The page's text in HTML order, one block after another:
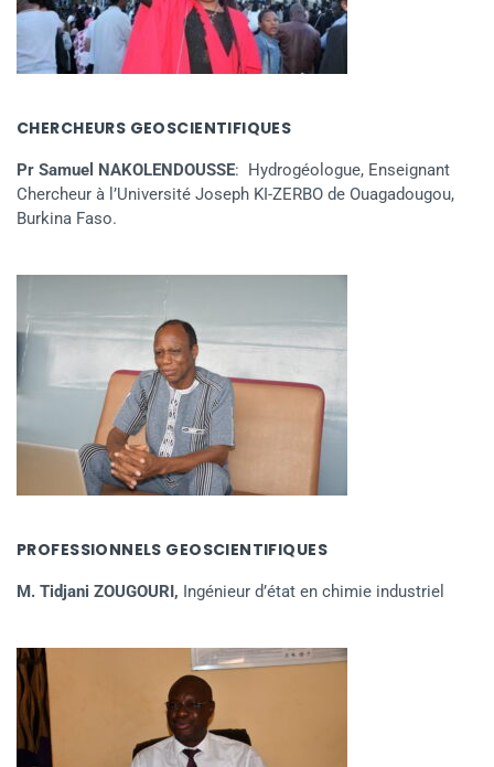
CHERCHEURS GEOSCIENTIFIQUES
Pr Samuel NAKOLENDOUSSE: Hydrogéologue, Enseignant
Chercheur à l’Université Joseph KI-ZERBO de Ouagadougou,
Burkina Faso.
PROFESSIONNELS GEOSCIENTIFIQUES
M. Tidjani ZOUGOURI, Ingénieur d’état en chimie industriel